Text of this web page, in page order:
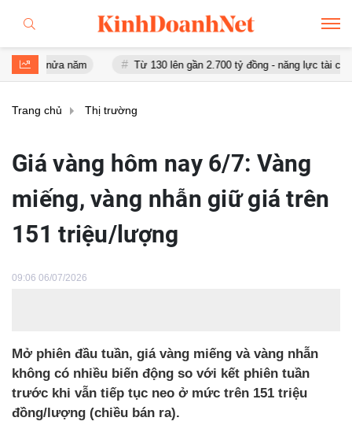
năm Từ 130 lên gần 2.700 tỷ đồng - năng lực tài chính của
Trang chủ Thị trường
Giá vàng hôm nay 6/7: Vàng
miếng, vàng nhẫn giữ giá trên
151 triệu/lượng
09:06 06/07/2026
Mở phiên đầu tuần, giá vàng miếng và vàng nhẫn
không có nhiều biến động so với kết phiên tuần
trước khi vẫn tiếp tục neo ở mức trên 151 triệu
đồng/lượng (chiều bán ra).